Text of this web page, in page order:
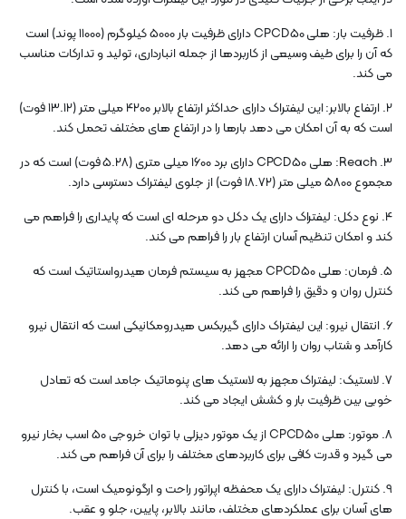
1. ظرفیت بار: هلی CPCD50 دارای ظرفیت بار 5000 کیلوگرم (11000 پوند) است
که آن را برای طیف وسیعی از کاربردها از جمله انبارداری، تولید و تدارکات مناسب
می کند.
2. ارتفاع بالابر: این لیفتراک دارای حداکثر ارتفاع بالابر 4200 میلی متر (13.12 فوت)
است که به آن امکان می دهد بارها را در ارتفاع های مختلف تحمل کند.
3. Reach: هلی CPCD50 دارای برد 1600 میلی متری (5.28 فوت) است که در
مجموع 5800 میلی متر (18.72 فوت) از جلوی لیفتراک دسترسی دارد.
4. نوع دکل: لیفتراک دارای یک دکل دو مرحله ای است که پایداری را فراهم می
کند و امکان تنظیم آسان ارتفاع بار را فراهم می کند.
5. فرمان: هلی CPCD50 مجهز به سیستم فرمان هیدرواستاتیک است که
کنترل روان و دقیق را فراهم می کند.
6. انتقال نیرو: این لیفتراک دارای گیربکس هیدرومکانیکی است که انتقال نیرو
کارآمد و شتاب روان را ارائه می دهد.
7. لاستیک: لیفتراک مجهز به لاستیک های پنوماتیک جامد است که تعادل
خوبی بین ظرفیت بار و کشش ایجاد می کند.
8. موتور: هلی CPCD50 از یک موتور دیزلی با توان خروجی 50 اسب بخار نیرو
می گیرد و قدرت کافی برای کاربردهای مختلف را برای آن فراهم می کند.
9. کنترل: لیفتراک دارای یک محفظه اپراتور راحت و ارگونومیک است، با کنترل
های آسان برای عملکردهای مختلف، مانند بالابر، پایین، جلو و عقب.